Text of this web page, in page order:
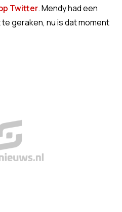
Twitter. Mendy had een
geraken, nu is dat moment